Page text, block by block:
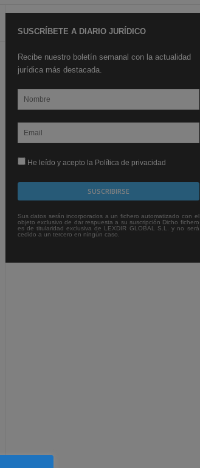
SUSCRÍBETE A DIARIO JURÍDICO
Recibe nuestro boletín semanal con la actualidad
jurídica más destacada.
He leído y acepto la Política de privacidad
Sus datos serán incorporados a un fichero automatizado con el
objeto exclusivo de dar respuesta a su suscripción Dicho fichero
es de titularidad exclusiva de LEXDIR GLOBAL S.L. y no será
cedido a un tercero en ningún caso.